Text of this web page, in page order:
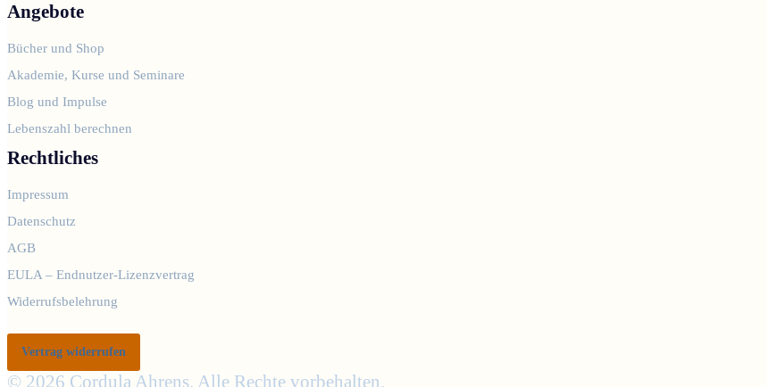
Angebote
Bücher und Shop
Akademie, Kurse und Seminare
Blog und Impulse
Lebenszahl berechnen
Rechtliches
Impressum
Datenschutz
AGB
EULA – Endnutzer-Lizenzvertrag
Widerrufsbelehrung
Vertrag widerrufen
© 2026 Cordula Ahrens. Alle Rechte vorbehalten.